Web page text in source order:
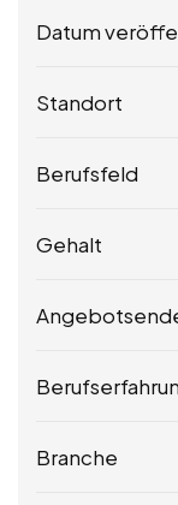
Datum
Standort
Berufsfeld
Gehalt
Branche